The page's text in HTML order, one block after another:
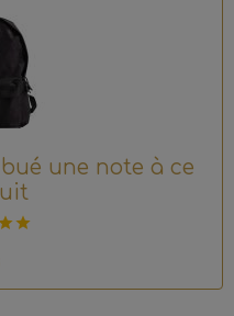
une note à ce